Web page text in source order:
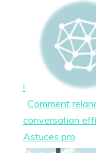
!
Comment
conversation
Astuces pro